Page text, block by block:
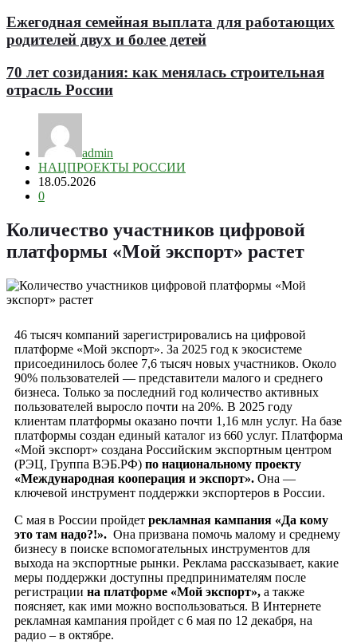
Ежегодная семейная выплата для работающих
родителей двух и более детей
70 лет созидания: как менялась строительная
отрасль России
admin
НАЦПРОЕКТЫ РОССИИ
18.05.2026
0
Количество участников цифровой
платформы «Мой экспорт» растет
46 тысяч компаний зарегистрировались на цифровой
платформе «Мой экспорт». За 2025 год к экосистеме
присоединилось более 7,6 тысяч новых участников. Около
90% пользователей — представители малого и среднего
бизнеса. Только за последний год количество активных
пользователей выросло почти на 20%. В 2025 году
клиентам платформы оказано почти 1,16 млн услуг. На базе
платформы создан единый каталог из 660 услуг. Платформа
«Мой экспорт» создана Российским экспортным центром
(РЭЦ, Группа ВЭБ.РФ) по национальному проекту
«Международная кооперация и экспорт». Она —
ключевой инструмент поддержки экспортеров в России.
С мая в России пройдет рекламная кампания «Да кому
это там надо?!». Она призвана помочь малому и среднему
бизнесу в поиске вспомогательных инструментов для
выхода на экспортные рынки. Реклама рассказывает, какие
меры поддержки доступны предпринимателям после
регистрации на платформе «Мой экспорт», а также
поясняет, как ими можно воспользоваться. В Интернете
рекламная кампания пройдет с 6 мая по 12 декабря, на
радио – в октябре.